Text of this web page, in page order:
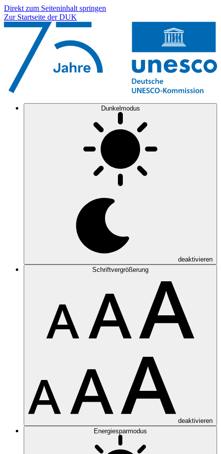
Direkt zum Seiteninhalt springen
Zur Startseite der DUK
Dunkelmodus
deaktivieren
Schriftvergrößerung
deaktivieren
Energiesparmodus